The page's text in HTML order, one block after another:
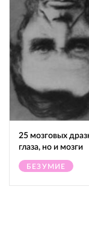
25 мозговых
глаза, но и мозги
БЕЗУМИЕ